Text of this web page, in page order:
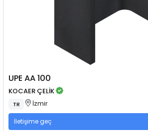
UPE AA 100
KOCAER ÇELİK
TR İzmir
İletişime geç